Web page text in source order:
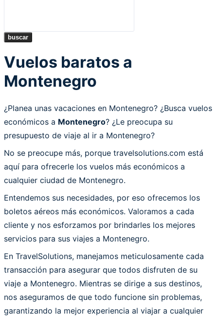
buscar
Vuelos baratos a
Montenegro
¿Planea unas vacaciones en Montenegro? ¿Busca vuelos
económicos a Montenegro? ¿Le preocupa su
presupuesto de viaje al ir a Montenegro?
No se preocupe más, porque travelsolutions.com está
aquí para ofrecerle los vuelos más económicos a
cualquier ciudad de Montenegro.
Entendemos sus necesidades, por eso ofrecemos los
boletos aéreos más económicos. Valoramos a cada
cliente y nos esforzamos por brindarles los mejores
servicios para sus viajes a Montenegro.
En TravelSolutions, manejamos meticulosamente cada
transacción para asegurar que todos disfruten de su
viaje a Montenegro. Mientras se dirige a sus destinos,
nos aseguramos de que todo funcione sin problemas,
garantizando la mejor experiencia al viajar a cualquier